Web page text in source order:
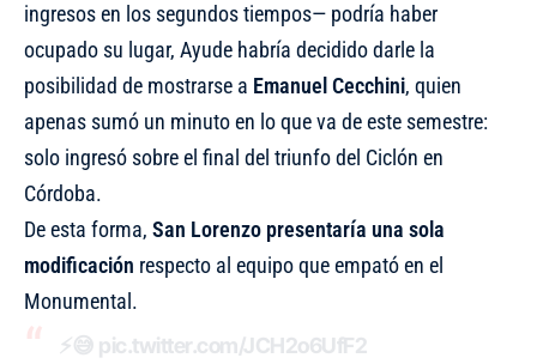
ingresos en los segundos tiempos— podría haber
ocupado su lugar, Ayude habría decidido darle la
posibilidad de mostrarse a Emanuel Cecchini, quien
apenas sumó un minuto en lo que va de este semestre:
solo ingresó sobre el final del triunfo del Ciclón en
Córdoba.
De esta forma, San Lorenzo presentaría una sola
modificación respecto al equipo que empató en el
Monumental.
⚡️😅 pic.twitter.com/JCH2o6UfF2